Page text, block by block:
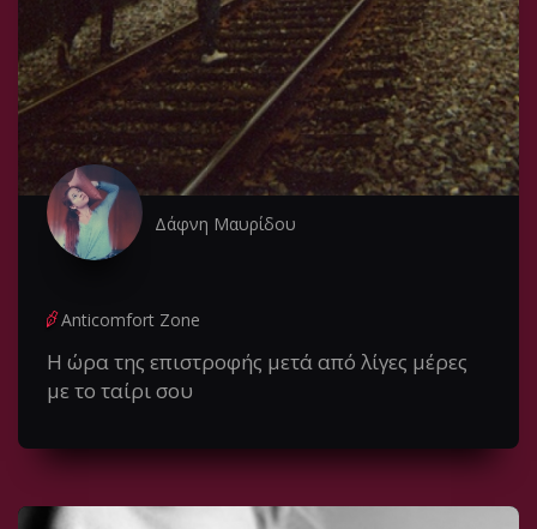
Δάφνη Μαυρίδου
Anticomfort Zone
Η ώρα της επιστροφής μετά από λίγες μέρες
με το ταίρι σου